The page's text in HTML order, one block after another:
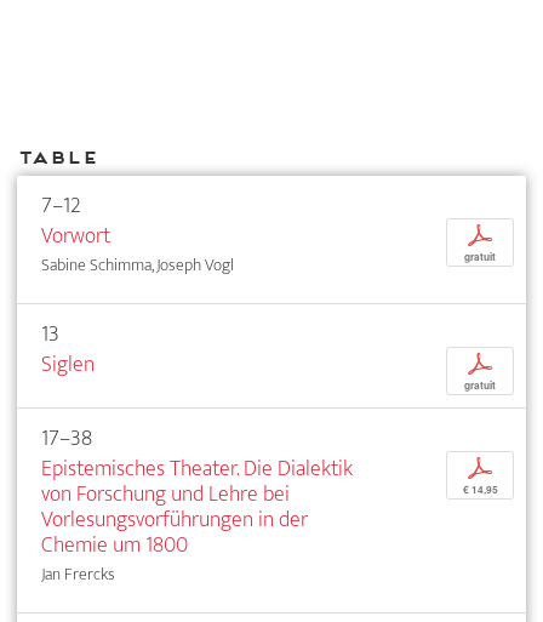
Table
7–12
Vorwort
Sabine Schimma, Joseph Vogl
p
gratuit
13
Siglen
p
gratuit
17–38
Epistemisches Theater. Die Dialektik
von Forschung und Lehre bei
Vorlesungsvorführungen in der
Chemie um 1800
Jan Frercks
p
€ 14,95